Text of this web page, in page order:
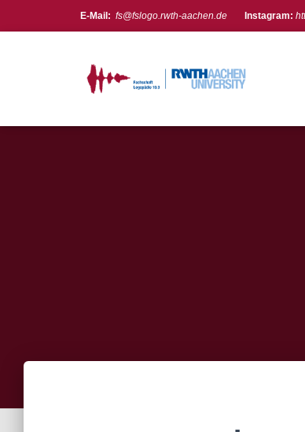
E-Mail: fs@fslogo.rwth-aachen.de Instagram:
Anmelden
Feed der Einträge